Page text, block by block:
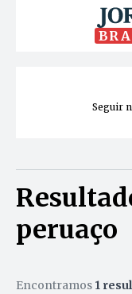
Seguir
peruaço
Encontramos 1